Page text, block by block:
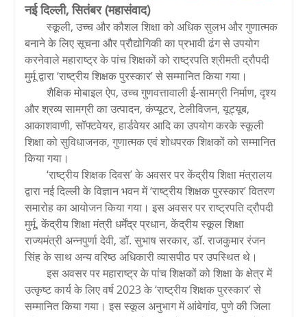
नई दिल्ली, सितंबर (महासंवाद)
स्कूली, उच्च और कौशल शिक्षा को अधिक सुलभ और गुणात्मक
बनाने के लिए सूचना और प्रौद्योगिकी का प्रभावी ढंग से उपयोग
करनेवाले महाराष्ट्र के पांच शिक्षकों को राष्ट्रपति श्रीमती द्रौपदी
मुर्मू द्वारा ‘राष्ट्रीय शिक्षक पुरस्कार’ से सम्मानित किया गया।
शैक्षिक मोबाइल ऐप, उच्च गुणवत्तावाली ई-सामग्री निर्माण, दृश्य
और श्रव्य सामग्री का उत्पादन, कंप्यूटर, टेलीविजन, यूट्यूब,
आकाशवाणी, सॉफ्टवेयर, हार्डवेयर आदि का उपयोग करके स्कूली
शिक्षा को सुविधाजनक, गुणात्मक एवं शोधपरक शिक्षकों को सम्मानित
किया गया।
‘राष्ट्रीय शिक्षक दिवस’ के अवसर पर केंद्रीय शिक्षा मंत्रालय
द्वारा नई दिल्ली के विज्ञान भवन में ‘राष्ट्रीय शिक्षक पुरस्कार’ वितरण
समारोह का आयोजन किया गया। इस अवसर पर राष्ट्रपति द्रौपदी
मुर्मू, केंद्रीय शिक्षा मंत्री धर्मेंद्र प्रधान, केंद्रीय स्कूल शिक्षा
राज्यमंत्री अन्नपुर्णा देवी, डॉ. सुभाष सरकार, डॉ. राजकुमार रंजन
सिंह के साथ अन्य वरिष्ठ अधिकारी व्यासपीठ पर उपस्थित थे।
इस अवसर पर महाराष्ट्र के पांच शिक्षकों को शिक्षा के क्षेत्र में
उत्कृष्ट कार्य के लिए वर्ष 2023 के ‘राष्ट्रीय शिक्षक पुरस्कार’ से
सम्मानित किया गया। इस स्कूल अनुभाग में आंबेगांव, पुणे की जिला